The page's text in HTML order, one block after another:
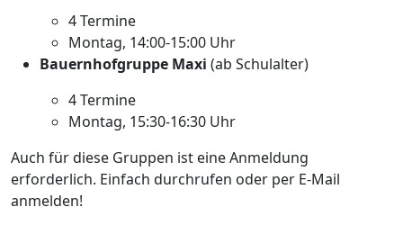
4 Termine
Montag, 14:00-15:00 Uhr
Bauernhofgruppe Maxi (ab Schulalter)
4 Termine
Montag, 15:30-16:30 Uhr
Auch für diese Gruppen ist eine Anmeldung
erforderlich. Einfach durchrufen oder per E-Mail
anmelden!